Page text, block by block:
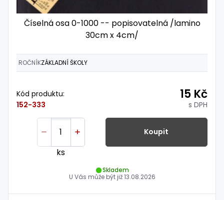
Číselná osa 0-1000 -- popisovatelná /lamino
30cm x 4cm/
ROČNÍKZÁKLADNÍ ŠKOLY
Kód produktu:
152-333
15 Kč
s DPH
ks
Koupit
Skladem
U Vás může být již13.08.2026